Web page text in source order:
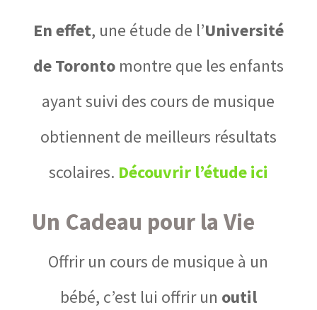
En effet, une étude de l’Université
de Torontomontre que les enfants
ayant suivi des cours de musique
obtiennent de meilleurs résultats
scolaires. Découvrir l’étude ici
Un Cadeau pour la Vie
Offrir un cours de musique à un
bébé, c’est lui offrir un outil